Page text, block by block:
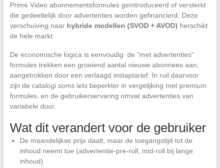
Prime Video abonnementsformules geïntroduceerd of versterkt
die gedeeltelijk door advertenties worden gefinancierd. Deze
verschuiving naar hybride modellen (SVOD + AVOD) herschikt
de hele markt.
De economische logica is eenvoudig: de “met advertenties”
formules trekken een groeiend aantal nieuwe abonnees aan,
aangetrokken door een verlaagd instaptarief. In ruil daarvoor
zijn de catalogi soms iets beperkter in vergelijking met premium
formules, en de gebruikerservaring omvat advertenties van
variabele duur.
Wat dit verandert voor de gebruiker
De maandelijkse prijs daalt, maar de toegangstijd tot de
inhoud neemt toe (advertentie-pre-roll, mid-roll bij lange
inhoud)